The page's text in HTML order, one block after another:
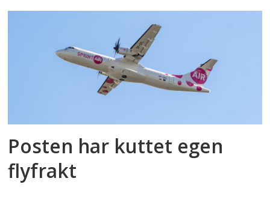
Posten har kuttet egen
flyfrakt